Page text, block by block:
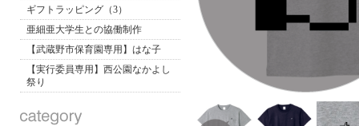
ギフトラッピング（3）
亜細亜大学生との協働制作
【武蔵野市保育園専用】はな子
【実行委員専用】西公園なかよし
祭り